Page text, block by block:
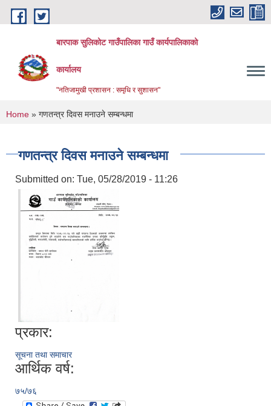
Skip to main content
बारपाक सुलिकोट गाउँपालिका गाउँ कार्यपालिकाको
कार्यालय
"नतिजामुखी प्रशासन : समृधि र सुशासन"
You are here
Home » गणतन्त्र दिवस मनाउने सम्बन्धमा
गणतन्त्र दिवस मनाउने सम्बन्धमा
Submitted on: Tue, 05/28/2019 - 11:26
प्रकार:
सूचना तथा समाचार
आर्थिक वर्ष:
७५/७६